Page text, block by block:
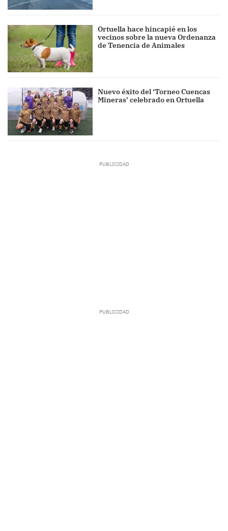
Ortuella hace hincapié en los
vecinos sobre la nueva Ordenanza
de Tenencia de Animales
Nuevo éxito del ‘Torneo Cuencas
Mineras’ celebrado en Ortuella